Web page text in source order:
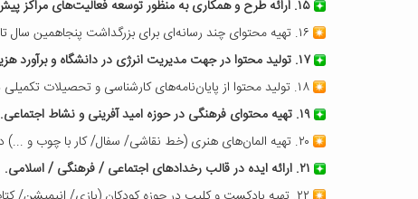
۱۵. ارائه طرح و همکاری به منظور توسعه فعالیت‌های مراکز پیش رشد و رشد ذیل پارک علم و فناوری دانشگاه.
۱۷. تولید محتوا در جهت مدیریت انرژی در دانشگاه و برآورد هزینه و منافع حاصل از پیاده‌سازی طرح‌ها.
۱۹. تهیه محتوای فرهنگی در حوزه امید آفرینی و نشاط اجتماعی.
۲۱. ارائه ایده در قالب رخدادهای اجتماعی / فرهنگی / اسلامی.